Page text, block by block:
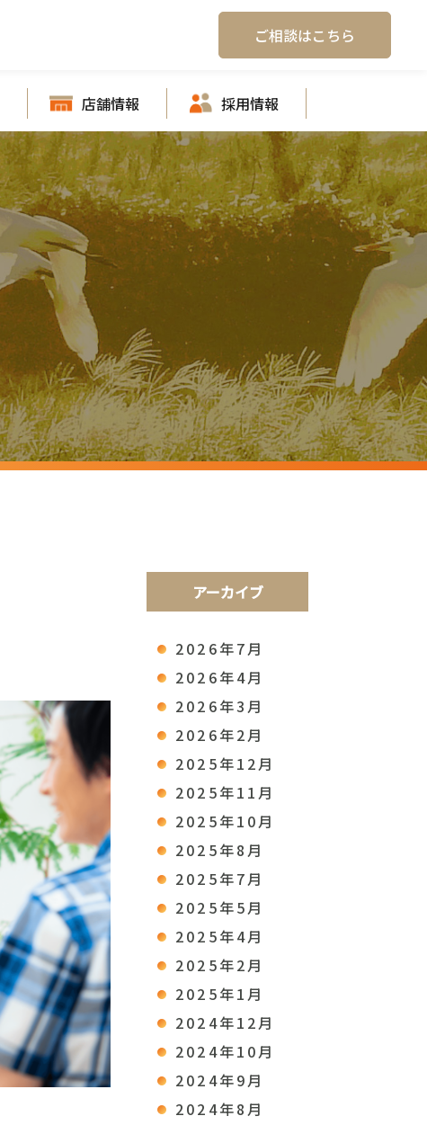
ご相談はこちら
店舗情報 採用情報
アーカイブ
2026年7月
2026年4月
2026年3月
2026年2月
2025年12月
2025年11月
2025年10月
2025年8月
2025年7月
2025年5月
2025年4月
2025年2月
2025年1月
2024年12月
2024年10月
2024年9月
2024年8月